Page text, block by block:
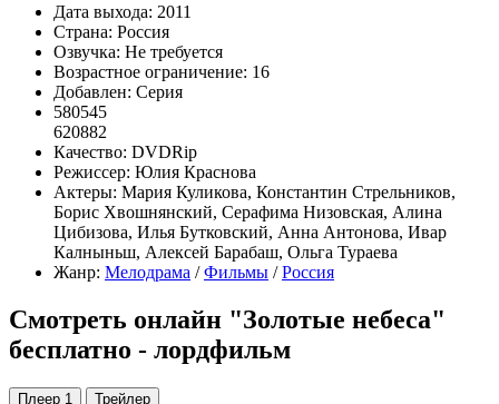
Дата выхода: 2011
Страна: Россия
Озвучка: Не требуется
Возрастное ограничение: 16
Добавлен: Серия
580545
620882
Качество: DVDRip
Режиссер: Юлия Краснова
Актеры: Мария Куликова, Константин Стрельников,
Борис Хвошнянский, Серафима Низовская, Алина
Цибизова, Илья Бутковский, Анна Антонова, Ивар
Калныньш, Алексей Барабаш, Ольга Тураева
Жанр: Мелодрама /Фильмы /Россия
Смотреть онлайн "Золотые небеса"
бесплатно - лордфильм
Плеер 1 Трейлер